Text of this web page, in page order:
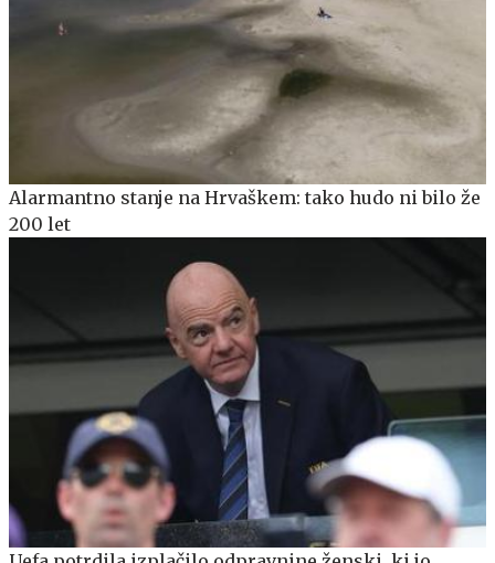
Alarmantno stanje na Hrvaškem: tako hudo ni bilo že
200 let